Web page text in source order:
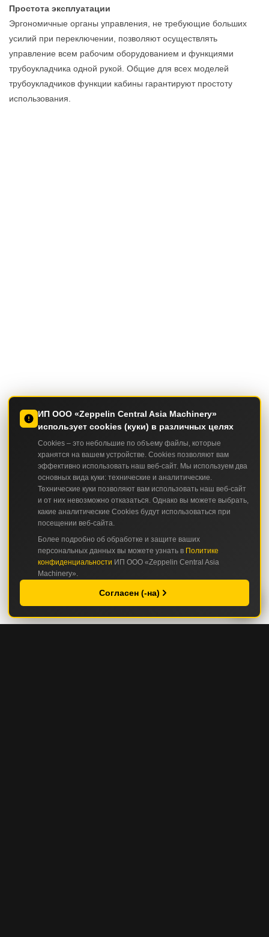
Простота эксплуатации
Эргономичные органы управления, не требующие больших
усилий при переключении, позволяют осуществлять
управление всем рабочим оборудованием и функциями
трубоукладчика одной рукой. Общие для всех моделей
трубоукладчиков функции кабины гарантируют простоту
использования.
ИП ООО «Zeppelin Central Asia Machinery»
использует cookies (куки) в различных целях
Cookies – это небольшие по объему файлы, которые
хранятся на вашем устройстве. Cookies позволяют вам
эффективно использовать наш веб-сайт. Мы используем два
основных вида куки: технические и аналитические.
Технические куки позволяют вам использовать наш веб-сайт
и от них невозможно отказаться. Однако вы можете выбрать,
какие аналитические Cookies будут использоваться при
посещении веб-сайта.
Более подробно об обработке и защите ваших
персональных данных вы можете узнать в Политике
конфиденциальности ИП ООО «Zeppelin Central Asia
Machinery».
Согласен (-на)